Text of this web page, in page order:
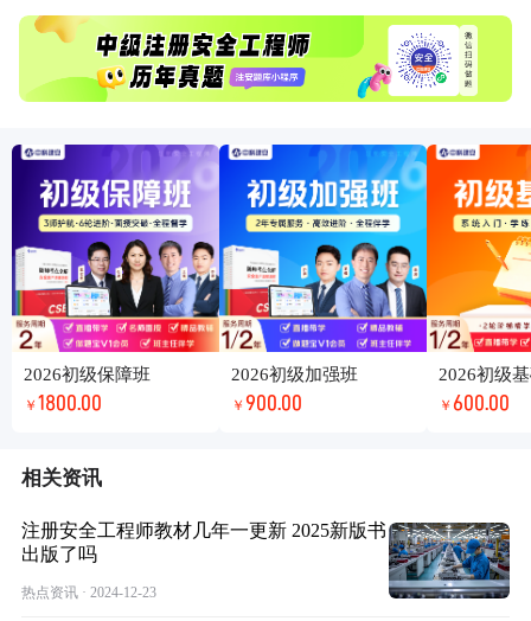
2026初级保障班
￥ 1800.00
2026初级加强班
￥ 900.00
2026初级
￥ 600.00
相关资讯
注册安全工程师教材几年一更新 2025新版书
出版了吗
热点资讯 · 2024-12-23